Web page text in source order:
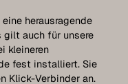
herausragende
auch für unsere
kleineren
fest installiert. Sie
Klick-Verbinder an.